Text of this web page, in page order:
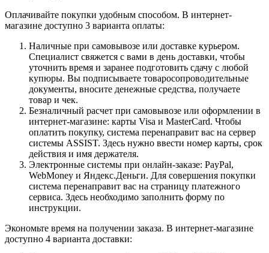
Оплачивайте покупки удобным способом. В интернет-
магазине доступно 3 варианта оплаты:
Наличные при самовывозе или доставке курьером.
Специалист свяжется с вами в день доставки, чтобы
уточнить время и заранее подготовить сдачу с любой
купюры. Вы подписываете товаросопроводительные
документы, вносите денежные средства, получаете
товар и чек.
Безналичный расчет при самовывозе или оформлении в
интернет-магазине: карты Visa и MasterCard. Чтобы
оплатить покупку, система перенаправит вас на сервер
системы ASSIST. Здесь нужно ввести номер карты, срок
действия и имя держателя.
Электронные системы при онлайн-заказе: PayPal,
WebMoney и Яндекс.Деньги. Для совершения покупки
система перенаправит вас на страницу платежного
сервиса. Здесь необходимо заполнить форму по
инструкции.
Экономьте время на получении заказа. В интернет-магазине
доступно 4 варианта доставки: